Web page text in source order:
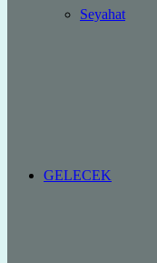
Seyahat
GELECEK